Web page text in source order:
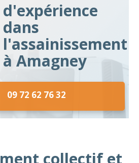
d'expérience
dans
l'assainissement
à Amagney
09 72 62 76 32
collectif et